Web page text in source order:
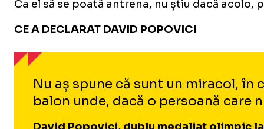
Ca el să se poată antrena, nu știu dacă
CE A DECLARAT DAVID POPOVICI
Nu aș spune că sunt un miracol,
balon unde, dacă o persoană care